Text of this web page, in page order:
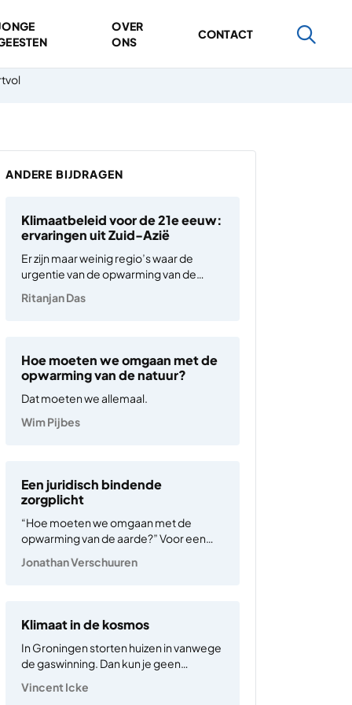
OVER
ONS
CONTACT
ANDERE BIJDRAGEN
Klimaatbeleid voor de 21e eeuw:
ervaringen uit Zuid-Azië
Er zijn maar weinig regio’s waar de
urgentie van de opwarming van de
waar een sterke blootstelling aan
Met bijna twee miljard inwoners – bijna
een kwart…
Ritanjan Das
Hoe moeten we omgaan met de
opwarming van de natuur?
Dat moeten we allemaal.
Wim Pijbes
Een juridisch bindende
zorgplicht
“Hoe moeten we omgaan met de
opwarming van de aarde?” Voor een
omdat het Internationaal Gerechtshof
is dat op elke staat een…
Jonathan Verschuuren
Klimaat in de kosmos
In Groningen storten huizen in vanwege
de gaswinning. Dan kun je geen
aardbevingen nu eenmaal een
Vincent Icke